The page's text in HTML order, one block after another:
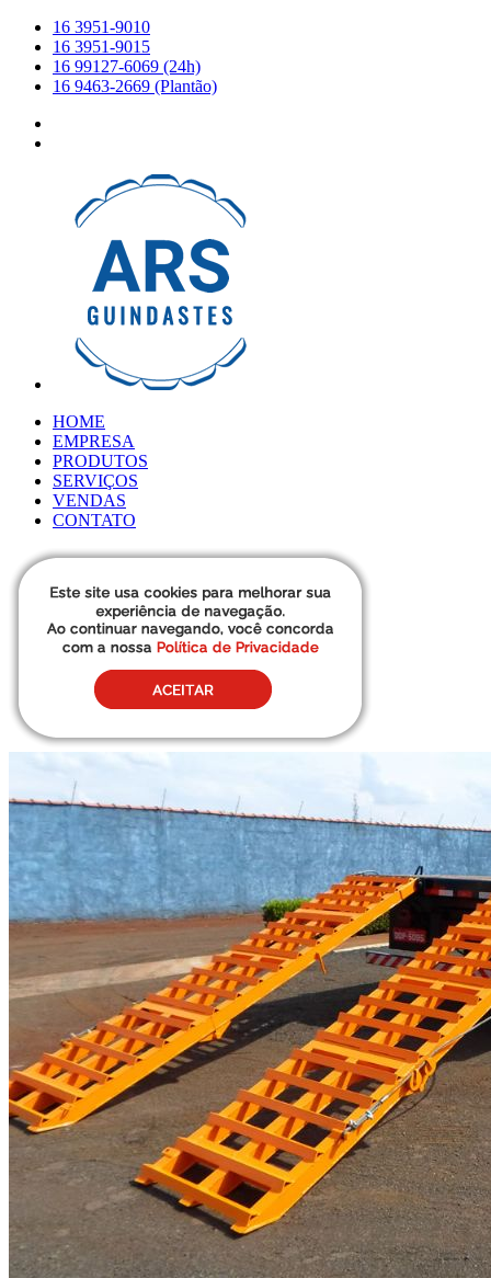
16 3951-9010
16 3951-9015
16 99127-6069 (24h)
16 9463-2669 (Plantão)
HOME
EMPRESA
PRODUTOS
SERVIÇOS
VENDAS
CONTATO